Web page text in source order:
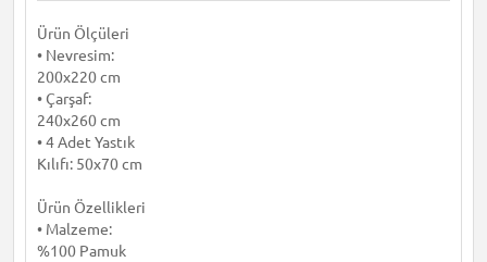
Ürün Ölçüleri
• Nevresim:
200x220 cm
• Çarşaf:
240x260 cm
• 4 Adet Yastık
Kılıfı: 50x70 cm
Ürün Özellikleri
• Malzeme:
%100 Pamuk